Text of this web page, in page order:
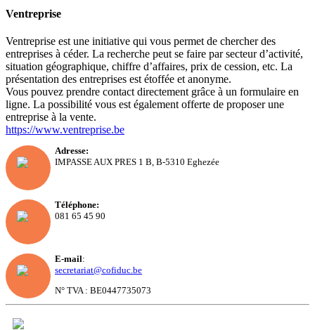
Ventreprise
Ventreprise est une initiative qui vous permet de chercher des
entreprises à céder. La recherche peut se faire par secteur d’activité,
situation géographique, chiffre d’affaires, prix de cession, etc. La
présentation des entreprises est étoffée et anonyme.
Vous pouvez prendre contact directement grâce à un formulaire en
ligne. La possibilité vous est également offerte de proposer une
entreprise à la vente.
https://www.ventreprise.be
Adresse:
IMPASSE AUX PRES 1 B, B-5310 Eghezée
Téléphone:
081 65 45 90
E-mail:
secretariat@cofiduc.be
N° TVA : BE0447735073